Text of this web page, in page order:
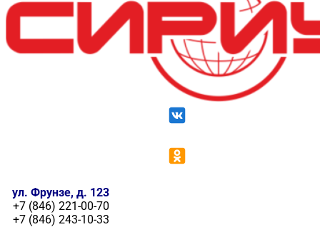
ул. Фрунзе, д. 123
+7 (846) 221-00-70
+7 (846) 243-10-33